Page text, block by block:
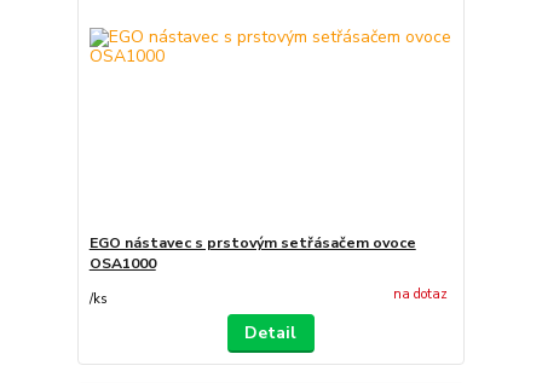
EGO nástavec s prstovým setřásačem ovoce
OSA1000
/ks na dotaz
Detail